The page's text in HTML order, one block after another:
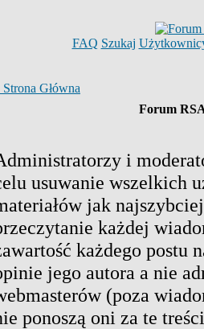
FAQ Szukaj
Główna
Forum
i
usuwanie wszelkich
jak
każdej
każdego postu
jego autora a nie
(poza
ponoszą oni za te